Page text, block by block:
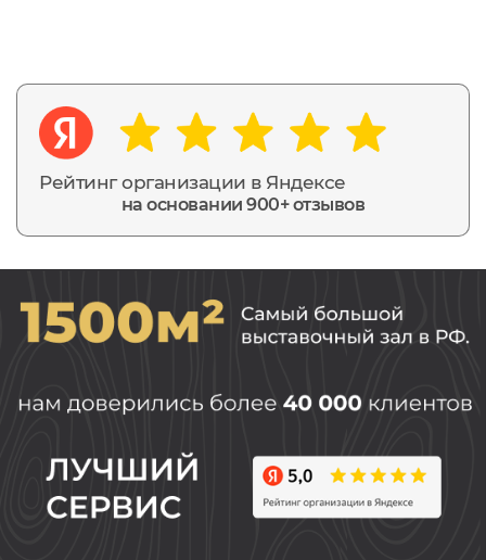
Рейтинг организации в Яндексе
на основании 900+ отзывов